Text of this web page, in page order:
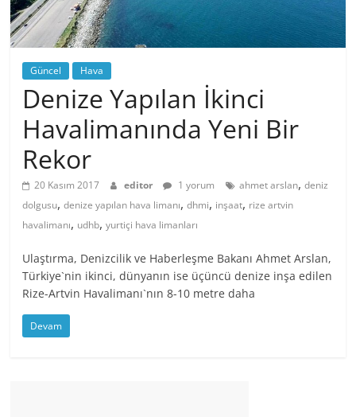
Güncel Hava
Denize Yapılan İkinci
Havalimanında Yeni Bir
Rekor
20 Kasım 2017 editor 1 yorum ahmet arslan,deniz
dolgusu,denize yapılan hava limanı,dhmi, inşaat, rize artvin
havalimanı, udhb,yurtiçi hava limanları
Ulaştırma, Denizcilik ve Haberleşme Bakanı Ahmet Arslan,
Türkiye`nin ikinci, dünyanın ise üçüncü denize inşa edilen
Rize-Artvin Havalimanı`nın 8-10 metre daha
Devam